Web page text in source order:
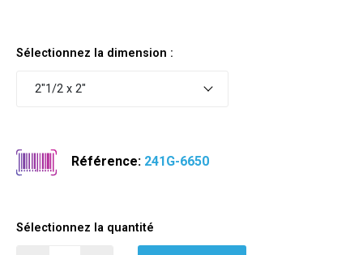
Sélectionnez la dimension :
2"1/2 x 2"
Référence: 241G-6650
Sélectionnez la quantité